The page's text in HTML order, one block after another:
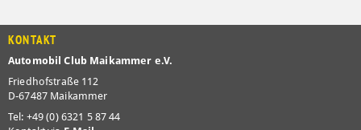
Aktuelles und Infos an den Clubabenden
jeden1. Donnerstag im Monat
„Erras Restaurant“, Hauptstraße 110, 67489 Kirrweiler
jeden3. Donnerstag im Monat
jeweiligen Lokalität bei Jochen Rheinwalt (0174) 8548 444